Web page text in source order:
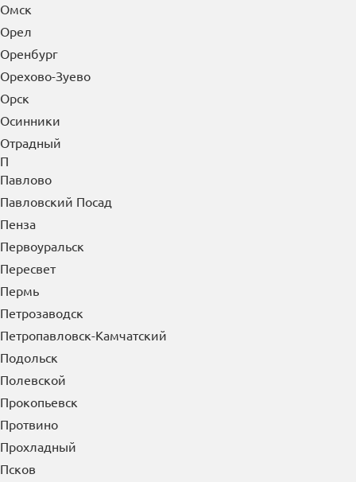
Омск
Орел
Оренбург
Орехово-Зуево
Орск
Осинники
Отрадный
П
Павлово
Павловский Посад
Пенза
Первоуральск
Пересвет
Пермь
Петрозаводск
Петропавловск-Камчатский
Подольск
Полевской
Прокопьевск
Протвино
Прохладный
Псков